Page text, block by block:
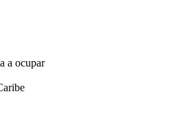
a ocupar